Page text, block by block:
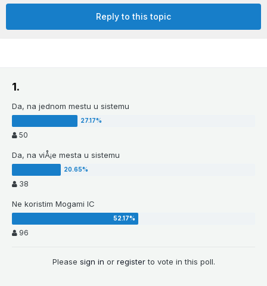
Reply to this topic
1.
Da, na jednom mestu u sistemu
50
Da, na viÅ¡e mesta u sistemu
38
Ne koristim Mogami IC
96
Please sign in or registerto vote in this poll.